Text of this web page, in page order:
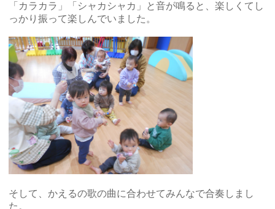
「カラカラ」「シャカシャカ」と音が鳴ると、楽しくてし
っかり振って楽しんでいました。
そして、かえるの歌の曲に合わせてみんなで合奏しまし
た。